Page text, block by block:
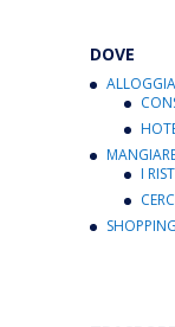
DOVE
I
SHOPPING